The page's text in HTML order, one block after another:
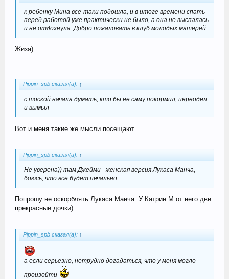
к ребенку Мина все-таки подошла, и в итоге времени спать
перед работой уже практически не было, а она не выспалась
и не отдохнула. Добро пожаловать в клуб молодых матерей
Жиза)
Pippin_spb сказал(а): ↑
с тоской начала думать, кто бы ее саму покормил, переодел
и вымыл
Вот и меня такие же мысли посещают.
Pippin_spb сказал(а): ↑
Не уверена)) там Джейми - женская версия Лукаса Манча,
боюсь, что все будет печально
Попрошу не оскорблять Лукаса Манча. У Катрин М от него две
прекрасные дочки)
Pippin_spb сказал(а): ↑
а если серьезно, нетрудно догадаться, что у меня могло
произойти